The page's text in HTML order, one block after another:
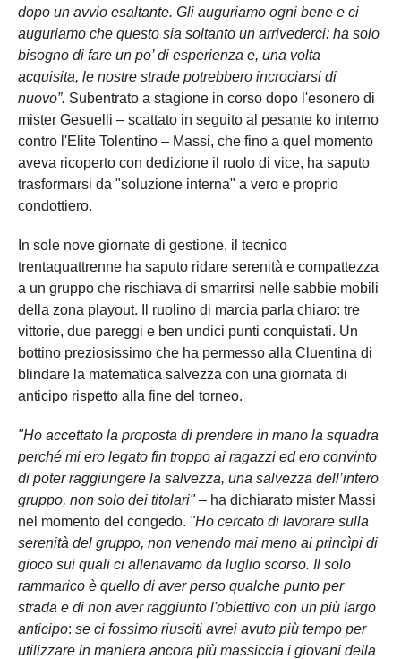
dopo un avvio esaltante. Gli auguriamo ogni bene e ci
auguriamo che questo sia soltanto un arrivederci: ha solo
bisogno di fare un po’ di esperienza e, una volta
acquisita, le nostre strade potrebbero incrociarsi di
nuovo”. Subentrato a stagione in corso dopo l'esonero di
mister Gesuelli – scattato in seguito al pesante ko interno
contro l'Elite Tolentino – Massi, che fino a quel momento
aveva ricoperto con dedizione il ruolo di vice, ha saputo
trasformarsi da "soluzione interna" a vero e proprio
condottiero.
In sole nove giornate di gestione, il tecnico
trentaquattrenne ha saputo ridare serenità e compattezza
a un gruppo che rischiava di smarrirsi nelle sabbie mobili
della zona playout. Il ruolino di marcia parla chiaro: tre
vittorie, due pareggi e ben undici punti conquistati. Un
bottino preziosissimo che ha permesso alla Cluentina di
blindare la matematica salvezza con una giornata di
anticipo rispetto alla fine del torneo.
"Ho accettato la proposta di prendere in mano la squadra
perché mi ero legato fin troppo ai ragazzi ed ero convinto
di poter raggiungere la salvezza, una salvezza dell’intero
gruppo, non solo dei titolari"– ha dichiarato mister Massi
nel momento del congedo. "Ho cercato di lavorare sulla
serenità del gruppo, non venendo mai meno ai princìpi di
gioco sui quali ci allenavamo da luglio scorso. Il solo
rammarico è quello di aver perso qualche punto per
strada e di non aver raggiunto l'obiettivo con un più largo
anticipo: se ci fossimo riusciti avrei avuto più tempo per
utilizzare in maniera ancora più massiccia i giovani della